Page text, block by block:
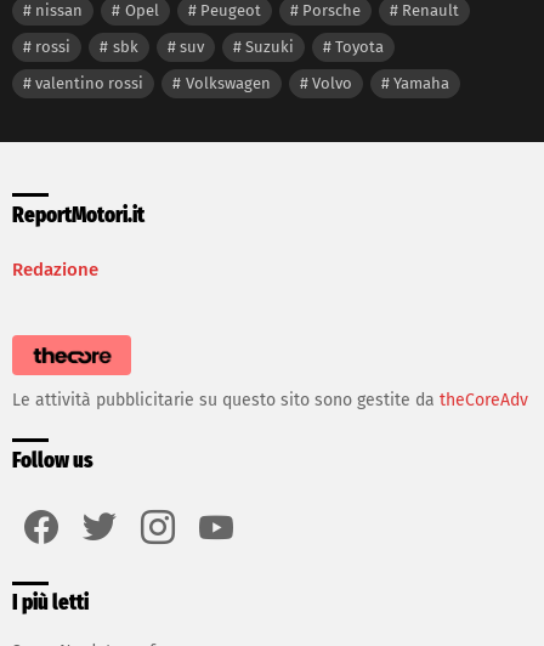
nissan
Opel Peugeot Porsche
Renault
rossi
sbk suv Suzuki
Toyota
valentino rossi
Volkswagen Volvo Yamaha
ReportMotori.it
Redazione
Le attività pubblicitarie su questo sito sono gestite da theCoreAdv
Follow us
I più letti